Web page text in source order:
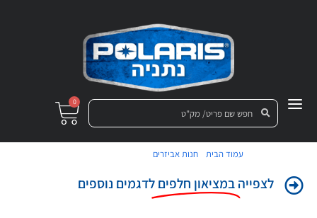
0
עמוד הבית /חנות אביזרים
לצפייהבמציאון חלפים לדגמים נוספים